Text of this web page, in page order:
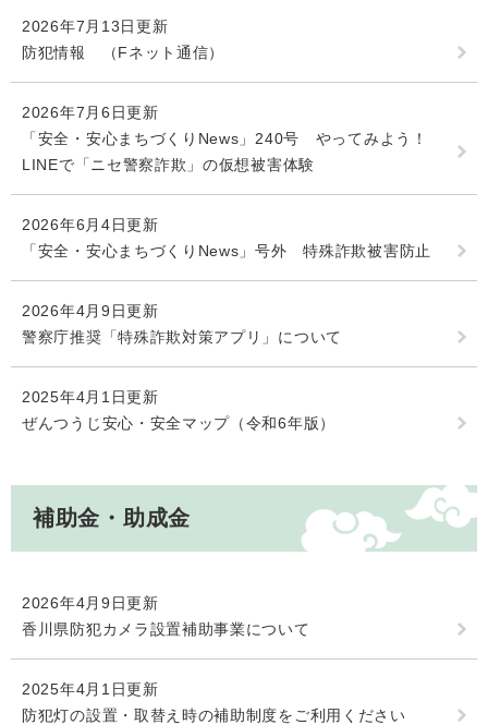
2026年7月13日更新
防犯情報 （Fネット通信）
2026年7月6日更新
「安全・安心まちづくりNews」240号 やってみよう！
LINEで「ニセ警察詐欺」の仮想被害体験
2026年6月4日更新
「安全・安心まちづくりNews」号外 特殊詐欺被害防止
2026年4月9日更新
警察庁推奨「特殊詐欺対策アプリ」について
2025年4月1日更新
ぜんつうじ安心・安全マップ（令和6年版）
補助金・助成金
2026年4月9日更新
香川県防犯カメラ設置補助事業について
2025年4月1日更新
防犯灯の設置・取替え時の補助制度をご利用ください